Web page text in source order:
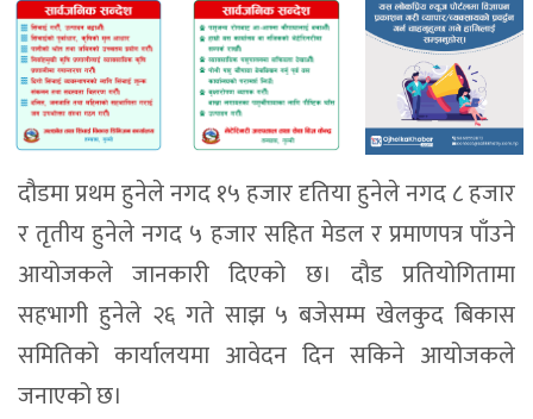
दौडमा प्रथम हुनेले नगद १५ हजार दृतिया हुनेले नगद ८ हजार
र तृतीय हुनेले नगद ५ हजार सहित मेडल र प्रमाणपत्र पाँउने
आयोजकले जानकारी दिएको छ। दौड प्रतियोगितामा
सहभागी हुनेले २६ गते साझ ५ बजेसम्म खेलकुद बिकास
समितिको कार्यालयमा आवेदन दिन सकिने आयोजकले
जनाएको छ।